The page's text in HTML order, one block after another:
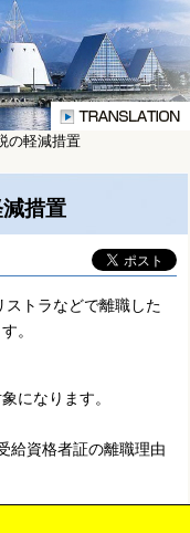
の軽減措置
措置
トラなどで離職した
。
になります。
給資格者証の離職理由